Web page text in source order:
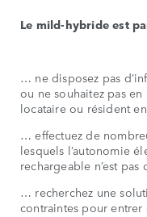
Le mild-hybride est
… ne disposez pas
ou ne souhaitez pas
locataire ou résident
… effectuez de
lesquels l’autonomie
rechargeable n’est pas
… recherchez une
contraintes pour entrer